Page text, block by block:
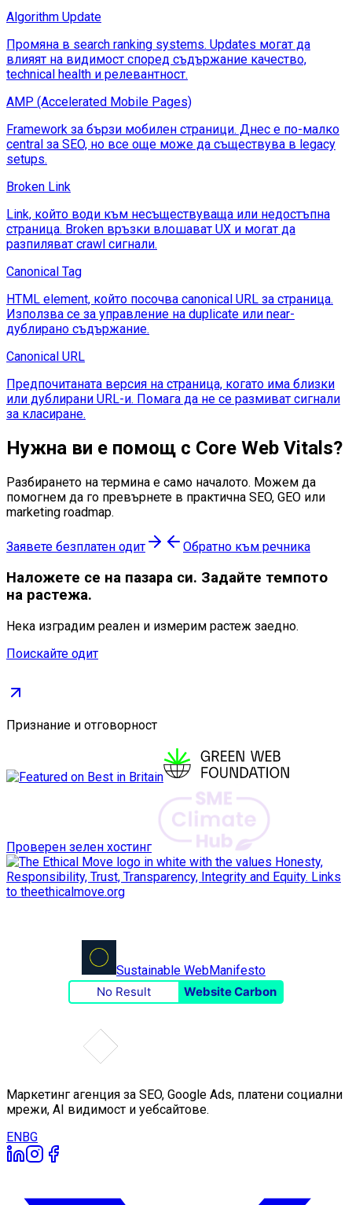
Algorithm Update
Промяна в search ranking systems. Updates могат да
влияят на видимост според съдържание качество,
technical health и релевантност.
AMP (Accelerated Mobile Pages)
Framework за бързи мобилен страници. Днес е по-малко
central за SEO, но все още може да съществува в legacy
setups.
Broken Link
Link, който води към несъществуваща или недостъпна
страница. Broken връзки влошават UX и могат да
разпиляват crawl сигнали.
Canonical Tag
HTML element, който посочва canonical URL за страница.
Използва се за управление на duplicate или near-
дублирано съдържание.
Canonical URL
Предпочитаната версия на страница, когато има близки
или дублирани URL-и. Помага да не се размиват сигнали
за класиране.
Нужна ви е помощ с Core Web Vitals?
Разбирането на термина е само началото. Можем да
помогнем да го превърнете в практична SEO, GEO или
marketing roadmap.
Заявете безплатен одит Обратно към речника
Наложете се на пазара си. Задайте темпото
на растежа.
Нека изградим реален и измерим растеж заедно.
Поискайте одит
Признание и отговорност
Проверен зелен хостинг
Sustainable WebManifesto
No Result
Website Carbon
Маркетинг агенция за SEO, Google Ads, платени социални
мрежи, AI видимост и уебсайтове.
ENBG